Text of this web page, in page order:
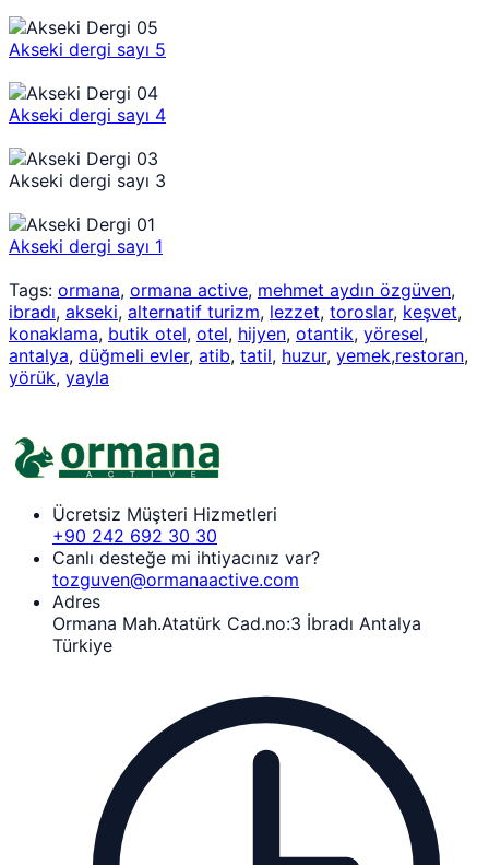
Akseki dergi sayı 5
Akseki dergi sayı 4
Akseki dergi sayı 3
Akseki dergi sayı 1
Tags: ormana, ormana active, mehmet aydın özgüven,
ibradı, akseki, alternatif turizm, lezzet, toroslar, keşvet,
konaklama, butik otel, otel, hijyen, otantik, yöresel,
antalya, düğmeli evler, atib, tatil, huzur, yemek,restoran,
yörük, yayla
Ücretsiz Müşteri Hizmetleri
+90 242 692 30 30
Canlı desteğe mi ihtiyacınız var?
tozguven@ormanaactive.com
Adres
Ormana Mah.Atatürk Cad.no:3 İbradı Antalya
Türkiye